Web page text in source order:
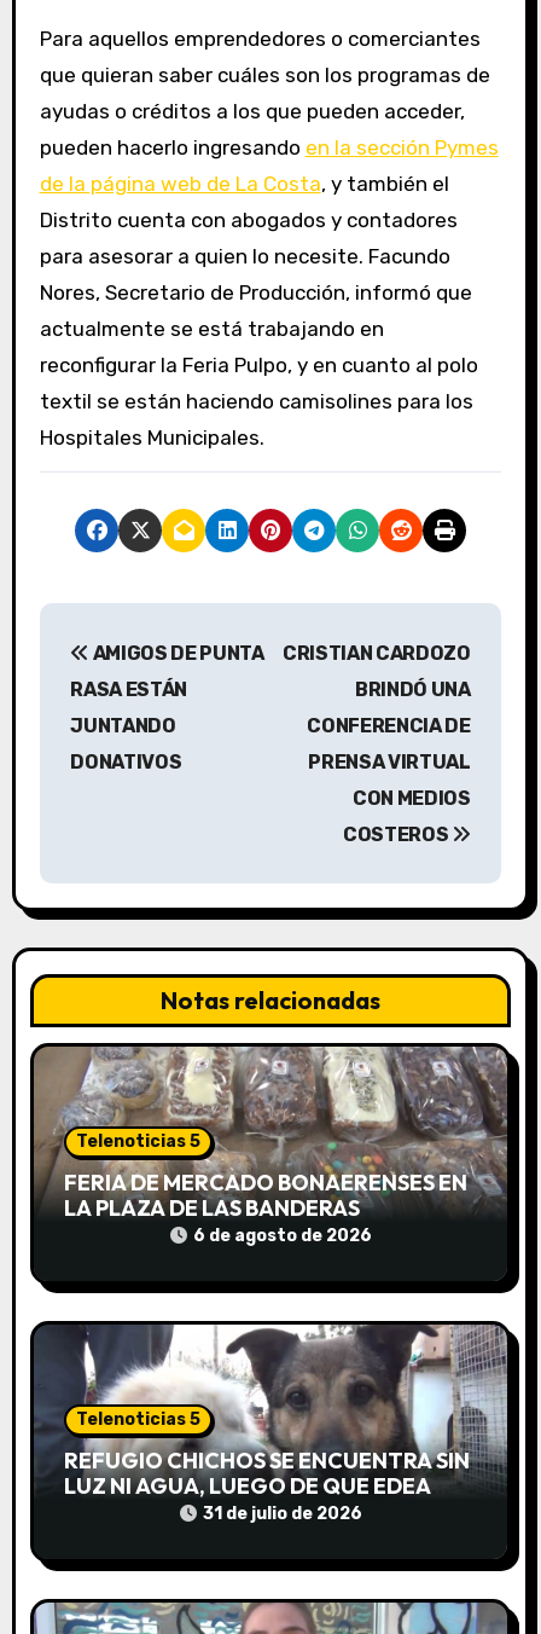
Para aquellos emprendedores o comerciantes
que quieran saber cuáles son los programas de
ayudas o créditos a los que pueden acceder,
pueden hacerlo ingresando en la sección Pymes
de la página web de La Costa, y también el
Distrito cuenta con abogados y contadores
para asesorar a quien lo necesite. Facundo
Nores, Secretario de Producción, informó que
actualmente se está trabajando en
reconfigurar la Feria Pulpo, y en cuanto al polo
textil se están haciendo camisolines para los
Hospitales Municipales.
N
a
c
i
ó
d
e
e
n
t
a
d
s
AMIGOS DE PUNTA
RASA ESTÁN
JUNTANDO
DONATIVOS
CRISTIAN CARDOZO
BRINDÓ UNA
CONFERENCIA DE
PRENSA VIRTUAL
CON MEDIOS
COSTEROS
Notas relacionadas
Telenoticias 5
FERIA DE MERCADO BONAERENSES EN
LA PLAZA DE LAS BANDERAS
6 de agosto de 2026
Telenoticias 5
REFUGIO CHICHOS SE ENCUENTRA SIN
LUZ NI AGUA, LUEGO DE QUE EDEA
CORTARA EL SUMINISTRO SIN AVISO
31 de julio de 2026